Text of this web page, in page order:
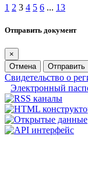
1 2 3 4 5 6 ... 13
Отправить документ
×
Отмена
Отправить
Свидетельство о
Электронный